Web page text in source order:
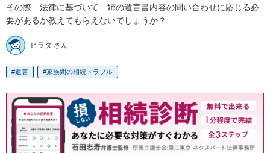
その際　法律に基づいて　姉の遺言書内容の問い合わせに応じる必
要があるか教えてもらえないでしょうか？
ヒラタ さん
遺言 家族間の相続トラブル